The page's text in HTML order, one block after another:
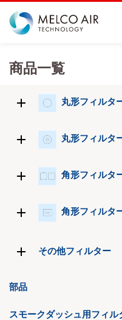
商品一覧
丸形フィルタ
丸形フィルタ
角形フィルタ
角形フィルタ
その他フィルター
部品
スモークダッシュ用フィル